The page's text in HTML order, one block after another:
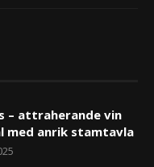
– attraherande vin
med anrik stamtavla